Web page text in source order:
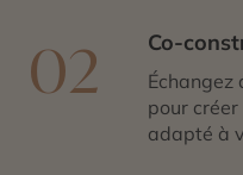
02 Co-
Échangez
pour
adapté à